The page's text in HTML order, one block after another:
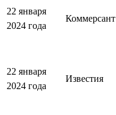
22 января
2024 года
Коммерсант
22 января
2024 года
Известия